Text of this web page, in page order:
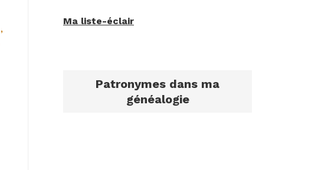
Ma liste-éclair
Patronymes dans ma
généalogie